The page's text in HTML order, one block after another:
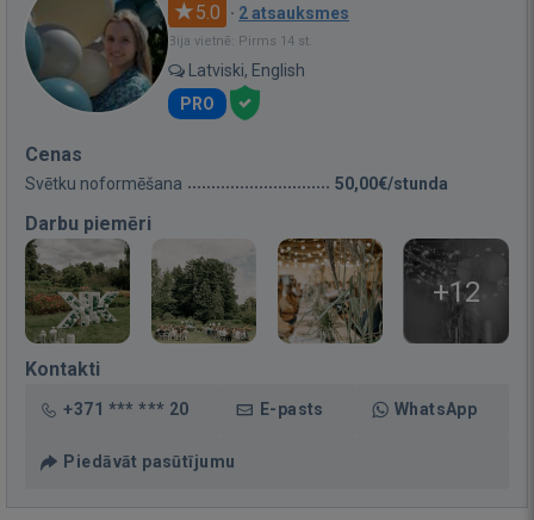
5.0 · 2 atsauksmes
Bija vietnē: Pirms 14 st.
Latviski, English
PRO
Cenas
Svētku noformēšana 50,00€/stunda
Darbu piemēri
+12
Kontakti
+371 *** *** 20 E-pasts WhatsApp
Piedāvāt pasūtījumu